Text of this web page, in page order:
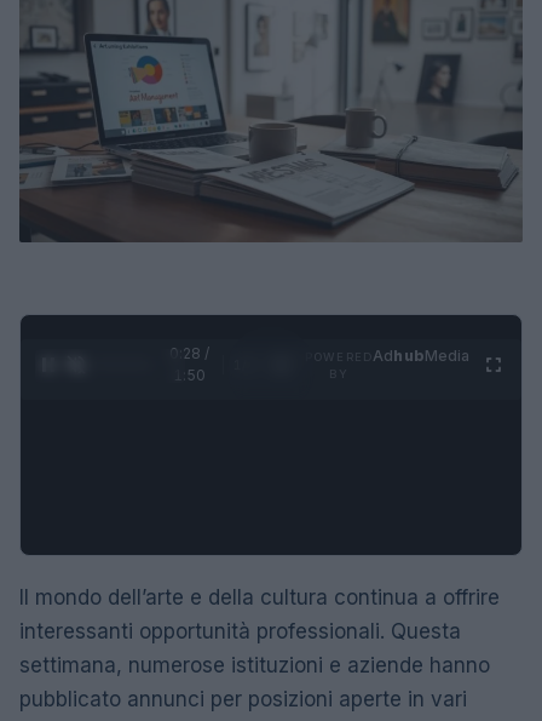
0:29 /
1:50
AdhubMedia
Il mondo dell’arte e della cultura continua a offrire
interessanti opportunità professionali. Questa
settimana, numerose istituzioni e aziende hanno
pubblicato annunci per posizioni aperte in vari